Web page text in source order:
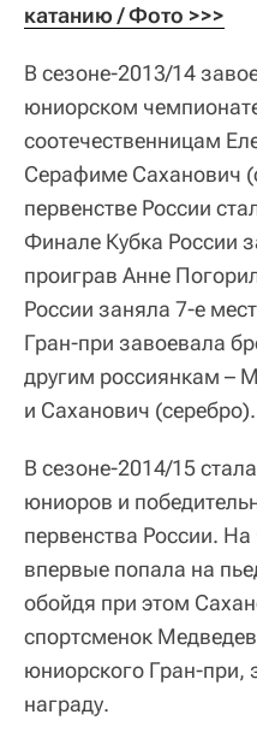
катанию / Фото >>>
В сезоне-2013/14
юниорском
соотечественницам
Серафиме Саханович
первенстве России
Финале Кубка России
проиграв Анне
России заняла 7-е
Гран-при завоевала
другим россиянкам –
и Саханович (серебро).
В сезоне-2014/15
юниоров и
первенства России.
впервые попала на
обойдя при этом
спортсменок
юниорского Гран-при,
награду.